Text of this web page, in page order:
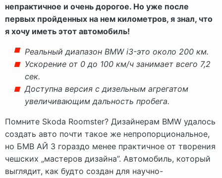
непрактичное и очень дорогое. Но уже после
первых пройденных на нем километров, я знал, что
я хочу иметь этот автомобиль!
Реальный диапазон BMW i3-это около 200 км.
Ускорение от 0 до 100 км/ч занимает всего 7,2
сек.
Доступна версия с дизельным агрегатом
увеличивающим дальность пробега.
Помните Skoda Roomster? Дизайнерам BMW удалось
создать авто почти такое же непропорциональное,
но БМВ АЙ 3 гораздо менее практичное от творения
чешских „мастеров дизайна”. Автомобиль, который
выглядит, как будто создан для научно-